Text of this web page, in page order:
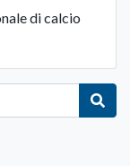
di calcio